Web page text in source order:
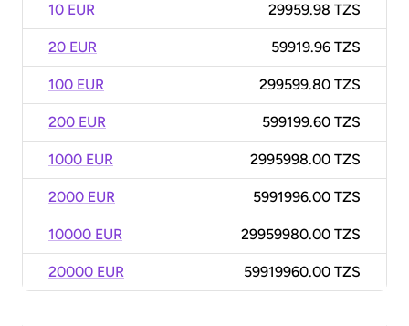
10 EUR 29959.98 TZS
20 EUR 59919.96 TZS
100 EUR 299599.80 TZS
200 EUR 599199.60 TZS
1000 EUR 2995998.00 TZS
2000 EUR 5991996.00 TZS
10000 EUR 29959980.00 TZS
20000 EUR 59919960.00 TZS